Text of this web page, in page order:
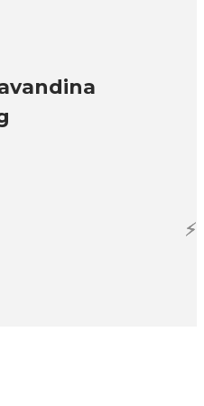
⚡️
⚡️
⚡️
⚡️